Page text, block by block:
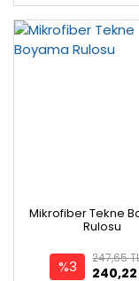
Mikrofiber Tekne
Rulosu
%3 240,22
247,65